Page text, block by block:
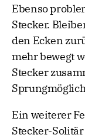
Ebenso
Stecker.
den Ecken
mehr bewegt
Stecker
Ein weiterer
Stecker-